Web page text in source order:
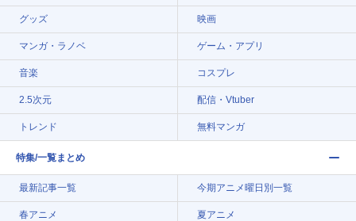
グッズ 映画
マンガ・ラノベ ゲーム・アプリ
音楽 コスプレ
2.5次元 配信・Vtuber
トレンド 無料マンガ
特集/一覧まとめ
最新記事一覧 今期アニメ曜日別一覧
春アニメ 夏アニメ